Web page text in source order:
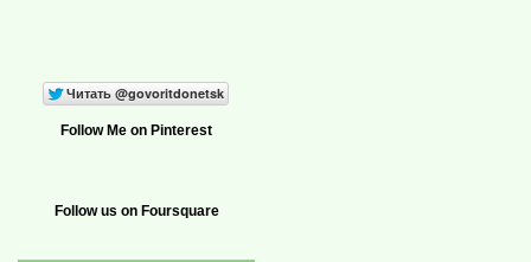
Follow Me on Pinterest
Follow us on Foursquare